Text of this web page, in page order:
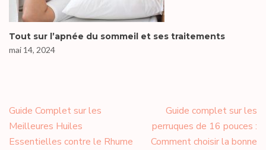
Tout sur l’apnée du sommeil et ses traitements
mai 14, 2024
Navigation
de
l’article
Guide Complet sur les
Meilleures Huiles
Essentielles contre le Rhume
Guide complet sur les
perruques de 16 pouces :
Comment choisir la bonne